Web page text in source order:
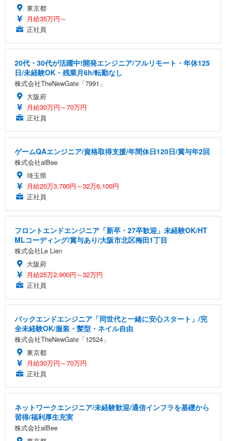
東京都
月給35万円～
正社員
20代・30代が活躍中!開発エンジニア/フルリモート・年休125
日/未経験OK・残業月6h/転勤なし
株式会社TheNewGate「7991」
大阪府
月給30万円～70万円
正社員
ゲームQAエンジニア/資格取得支援/年間休日120日/賞与年2回
株式会社alBee
埼玉県
月給20万3,700円～32万6,100円
正社員
フロントエンドエンジニア「新卒・27卒歓迎」未経験OK/HT
MLコーディング/賞与あり/大阪市北区梅田1丁目
株式会社Le Lien
大阪府
月給25万2,900円～32万円
正社員
バックエンドエンジニア「同世代と一緒に安心スタート」/完
全未経験OK/服装・髪型・ネイル自由
株式会社TheNewGate「12524」
東京都
月給30万円～70万円
正社員
ネットワークエンジニア/未経験歓迎/通信インフラを基礎から
習得/福利厚生充実
株式会社alBee